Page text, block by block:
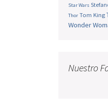
Star Wars
Thor Tom King
Wonder
Nuestro